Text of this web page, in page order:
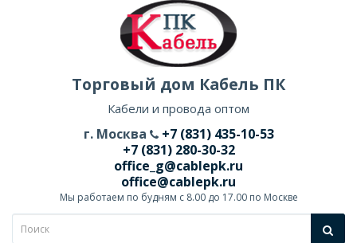
Торговый дом Кабель ПК
Кабели и провода оптом
г. Москва
+7 (831) 435-10-53
+7 (831) 280-30-32
office_g@cablepk.ru
office@cablepk.ru
Мы работаем по будням с 8.00 до 17.00 по Москве